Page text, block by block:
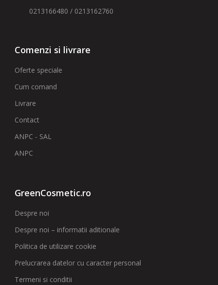
0213166480 / 0213162760
Comenzi si livrare
Oferte speciale
Cum comand
Livrare
Contact
ANPC - SAL
ANPC
GreenCosmetic.ro
Despre noi
Despre noi – informatii aditionale
Politica de utilizare cookie
Prelucrarea datelor cu caracter personal
Termeni si conditii